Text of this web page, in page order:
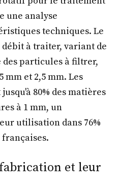
une analyse
techniques. Le
à traiter, variant de
des particules à filtrer,
mm et 2,5 mm. Les
80% des matières
à 1 mm, un
utilisation dans 76%
et leur